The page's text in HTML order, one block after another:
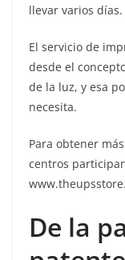
llevar varios días.
El servicio de
desde el
de la luz, y esa
necesita.
Para obtener
centros
De la